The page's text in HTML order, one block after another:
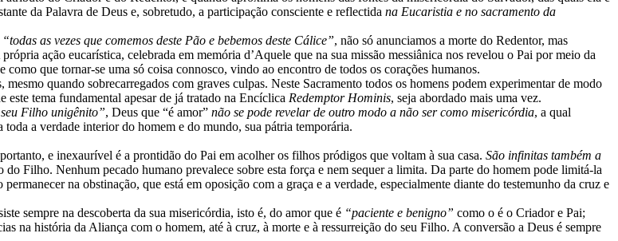
da Palavra de Deus e, sobretudo, a participação consciente e reflectida na Eucaristia e no sacramento da
“todas as vezes que comemos deste Pão e bebemos deste Cálice”, não só anunciamos a morte do Redentor, mas
própria ação eucarística, celebrada em memória d’Aquele que na sua missão messiânica nos revelou o Pai por meio da
como que tornar-se uma só coisa connosco, vindo ao encontro de todos os corações humanos.
mesmo quando sobrecarregados com graves culpas. Neste Sacramento todos os homens podem experimentar de modo
tema fundamental apesar de já tratado na Encíclica Redemptor Hominis, seja abordado mais uma vez.
Filho unigênito”, Deus que “é amor” não se pode revelar de outro modo a não ser como misericórdia, a qual
a verdade interior do homem e do mundo, sua pátria temporária.
e inexaurível é a prontidão do Pai em acolher os filhos pródigos que voltam à sua casa. São infinitas também a
Filho. Nenhum pecado humano prevalece sobre esta força e nem sequer a limita. Da parte do homem pode limitá-la
na obstinação, que está em oposição com a graça e a verdade, especialmente diante do testemunho da cruz e
sempre na descoberta da sua misericórdia, isto é, do amor que é “paciente e benigno” como o é o Criador e Pai;
na história da Aliança com o homem, até à cruz, à morte e à ressurreição do seu Filho. A conversão a Deus é sempre